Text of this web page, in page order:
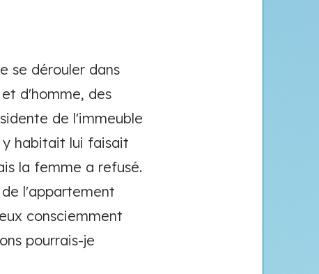
se dérouler dans
d'homme, des
de l'immeuble
y habitait lui faisait
la femme a refusé.
l'appartement
consciemment
pourrais-je